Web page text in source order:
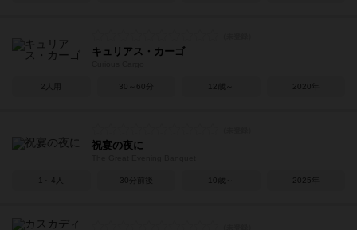
キュリアス・カーゴ
2人用 30～60分 12歳～ 2020年
祝宴の夜に
1～4人 30分前後 10歳～ 2025年